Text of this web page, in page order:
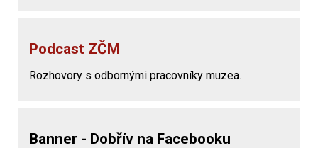
Podcast ZČM
Rozhovory s odbornými pracovníky muzea.
Banner - Dobřív na Facebooku